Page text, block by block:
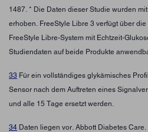
1487. * Die Daten dieser Studie wurden
erhoben. FreeStyle Libre 3 verfügt über
FreeStyle Libre-System mit Echtzeit-
Studiendaten auf beide Produkte
33 Für ein vollständiges glykämisches
Sensor nach dem Auftreten eines
und alle 15 Tage ersetzt werden.
34 Daten liegen vor. Abbott Diabetes Care.